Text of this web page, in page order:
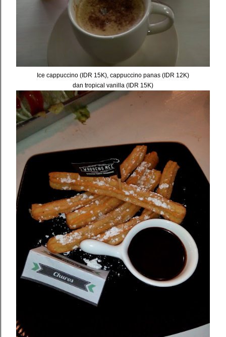
Ice cappuccino (IDR 15K), cappuccino panas (IDR 12K)
dan tropical vanilla (IDR 15K)